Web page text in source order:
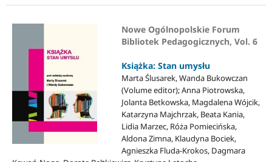
Nowe Ogólnopolskie Forum
Bibliotek Pedagogicznych, Vol. 6
Książka: Stan umysłu
Marta Ślusarek, Wanda Bukowczan
(Volume editor); Anna Piotrowska,
Jolanta Betkowska, Magdalena Wójcik,
Katarzyna Majchrzak, Beata Kania,
Lidia Marzec, Róża Pomiecińska,
Aldona Zimna, Klaudyna Bociek,
Agnieszka Fluda-Krokos, Dagmara